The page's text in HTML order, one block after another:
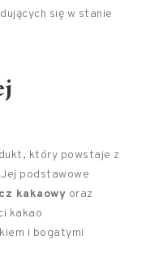
się w stanie
który powstaje z
podstawowe
kakaowy oraz
kakao
i bogatymi